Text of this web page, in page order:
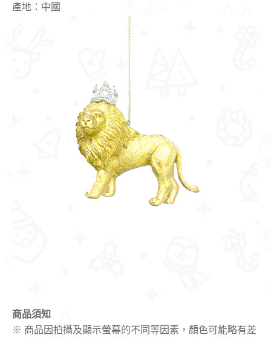
產地：中國
商品須知
※ 商品因拍攝及顯示螢幕的不同等因素，顏色可能略有差